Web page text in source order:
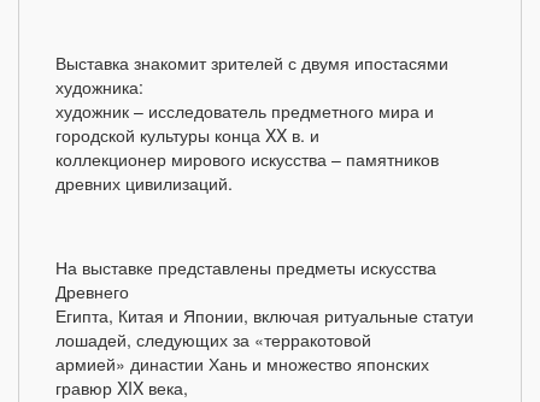
Выставка знакомит зрителей с двумя ипостасями
художника:
художник – исследователь предметного мира и
городской культуры конца XX в. и
коллекционер мирового искусства – памятников
древних цивилизаций.
На выставке представлены предметы искусства
Древнего
Египта, Китая и Японии, включая ритуальные статуи
лошадей, следующих за «терракотовой
армией» династии Хань и множество японских
гравюр XIX века,